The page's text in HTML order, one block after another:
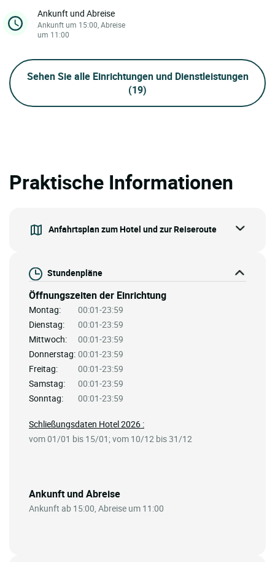
Ankunft und Abreise
Ankunft um 15:00, Abreise
um 11:00
Sehen Sie alle Einrichtungen und Dienstleistungen
(19)
Praktische Informationen
Anfahrtsplan zum Hotel und zur Reiseroute
Stundenpläne
Öffnungszeiten der Einrichtung
Montag:
00:01-23:59
Dienstag:
00:01-23:59
Mittwoch:
00:01-23:59
Donnerstag: 00:01-23:59
Freitag:
00:01-23:59
Samstag:
00:01-23:59
Sonntag:
00:01-23:59
Ankunft und Abreise
Ankunft ab 15:00, Abreise um 11:00
Schließungsdaten Hotel 2026 :
vom 01/01 bis 15/01; vom 10/12 bis 31/12